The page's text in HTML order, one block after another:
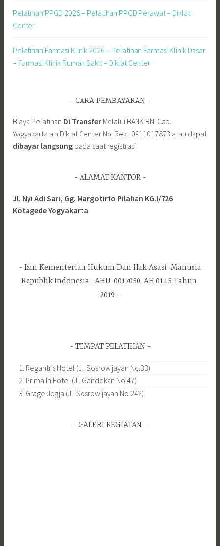
Pelatihan PPGD 2026 – Pelatihan PPGD Perawat – Diklat
Center
Pelatihan Farmasi Klinik 2026 – Pelatihan Farmasi Klinik Dasar
– Farmasi Klinik Rumah Sakit – Diklat Center
CARA PEMBAYARAN
Biaya Pelatihan Di Transfer Melalui BANK BNI Cab.
Yogyakarta a.n Diklat Center No. Rek : 0911017873 atau dapat
dibayar langsung pada saat registrasi
ALAMAT KANTOR
Jl. Nyi Adi Sari, Gg. Margotirto Pilahan KG.I/726
Kotagede Yogyakarta
Izin Kementerian Hukum Dan Hak Asasi Manusia
Republik Indonesia : AHU-0017050-AH.01.15 Tahun
2019
TEMPAT PELATIHAN
Regantris Hotel (Jl. Sosrowijayan No.33)
Prima In Hotel (Jl. Gandekan No.47)
Grage Jogja (Jl. Sosrowijayan No.242)
GALERI KEGIATAN